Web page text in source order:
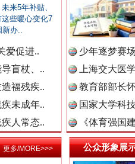
高回报
来5年补贴、
些暖心变化7
新办..
爱促进..
盲杖、..
福残疾..
未成年..
人常态..
少年逐梦赛
上海交大医
教育部部长
国家大学科
《体育强国
更多/MORE>>> 公众形象展